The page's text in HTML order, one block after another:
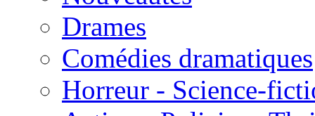
Drames
Comédies dramatiques
Horreur - Science-